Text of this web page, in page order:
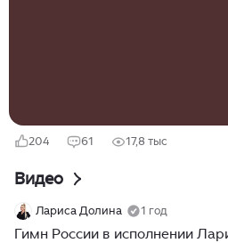
204 61 17,8 тыс
Видео
Лариса Долина 1 год
Гимн России в исполнении